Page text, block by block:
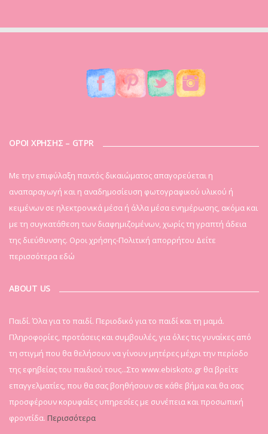
ΟΡΟΙ ΧΡΗΣΗΣ – GTPR
Mε την επιφύλαξη παντός δικαιώματος απαγορεύεται η
αναπαραγωγή και η αναδημοσίευση φωτογραφικού υλικού ή
κειμένων σε ηλεκτρονικά μέσα ή άλλα μέσα ενημέρωσης, ακόμα και
με τη συγκατάθεση των διαφημιζομένων, χωρίς τη γραπτή άδεια
της διεύθυνσης. Οροι χρήσης-Πολιτική απορρήτου Δείτε
περισσότερα εδώ
ABOUT US
Παιδί. Όλα για το παιδί. Περιοδικό για το παιδί και τη μαμά.
Πληροφορίες, προτάσεις και συμβουλές, για όλες τις γυναίκες από
τη στιγμή που θα θελήσουν να γίνουν μητέρες μέχρι την περίοδο
της εφηβείας του παιδιού τους...Στο www.ebiskoto.gr θα βρείτε
επαγγελματίες, που θα σας βοηθήσουν σε κάθε βήμα και θα σας
προσφέρουν κορυφαίες υπηρεσίες με συνέπεια και προσωπική
φροντίδα. Περισσότερα